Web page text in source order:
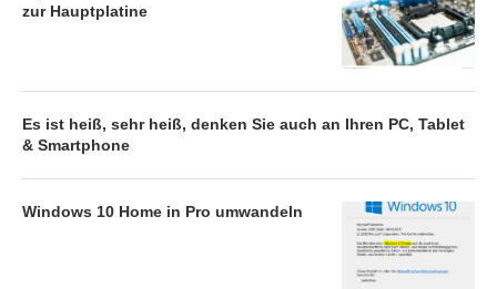
zur Hauptplatine
Es ist heiß, sehr heiß, denken Sie auch an Ihren PC, Tablet
& Smartphone
Windows 10 Home in Pro umwandeln